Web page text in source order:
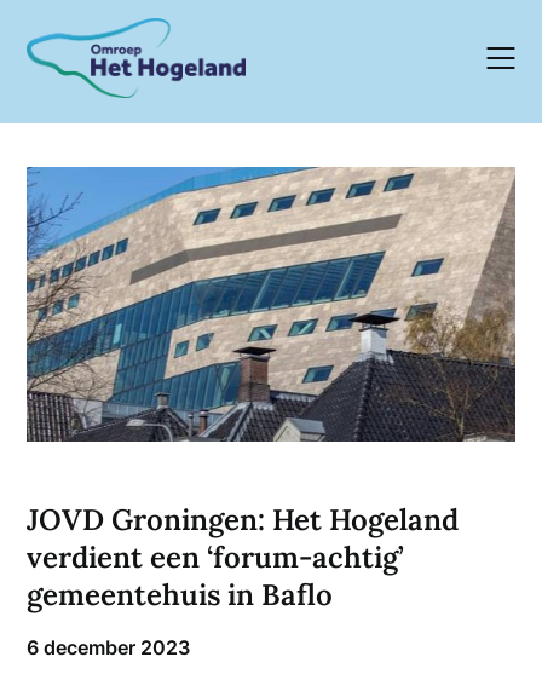
content
JOVD Groningen: Het Hogeland
verdient een ‘forum-achtig’
gemeentehuis in Baflo
6 december 2023